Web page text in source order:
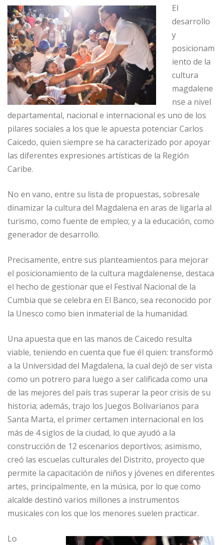
El
desarrollo
y
posicionam
iento de la
cultura
magdalene
nse a nivel
departamental, nacional e internacional es uno de los
pilares sociales a los que le apuesta potenciar Carlos
Caicedo, quien siempre se ha caracterizado por apoyar
las diferentes expresiones artísticas de la Región
Caribe.
No en vano, entre su lista de propuestas, sobresale
dinamizar la cultura del Magdalena en aras de ligarla al
turismo, como fuente de empleo; y a la educación, como
generador de desarrollo.
Precisamente, entre sus planteamientos para mejorar
el posicionamiento de la cultura magdalenense, destaca
el hecho de gestionar que el Festival Nacional de la
Cumbia que se celebra en El Banco, sea reconocido por
la Unesco como bien inmaterial de la humanidad.
Una apuesta que en las manos de Caicedo resulta
viable, teniendo en cuenta que fue él quien: transformó
a la Universidad del Magdalena, la cual dejó de ser vista
como un potrero para luego a ser calificada como una
de las mejores del país tras superar la peor crisis de su
historia; además, trajo los Juegos Bolivarianos para
Santa Marta, el primer certamen internacional en los
más de 4 siglos de la ciudad, lo que ayudó a la
construcción de 12 escenarios deportivos; asimismo,
creó las escuelas culturales del Distrito, proyecto que
permite la capacitación de niños y jóvenes en diferentes
artes, principalmente, en la música, por lo que como
alcalde destinó varios millones a instrumentos
musicales con los que los menores suelen practicar.
Lo